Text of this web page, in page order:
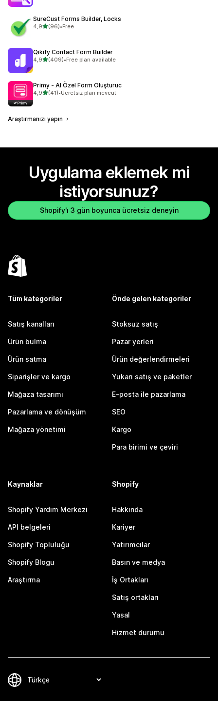
SureCust Forms Builder, Locks
4,95 yıldız üzerinden
(96)
toplam 96 değerlendirme
•Free
Qikify Contact Form Builder
4,95 yıldız üzerinden
(409)
toplam 409 değerlendirme
•Free plan available
Primy ‑ AI Özel Form Oluşturuc
4,95 yıldız üzerinden
(41)
toplam 41 değerlendirme
•Ücretsiz plan mevcut
Araştırmanızı yapın
Uygulama eklemek mi
istiyorsunuz?
Shopify'ı 3 gün boyunca ücretsiz deneyin
Tüm kategoriler
Satış kanalları
Ürün bulma
Ürün satma
Siparişler ve kargo
Mağaza tasarımı
Pazarlama ve dönüşüm
Mağaza yönetimi
Önde gelen kategoriler
Stoksuz satış
Pazar yerleri
Ürün değerlendirmeleri
Yukarı satış ve paketler
E-posta ile pazarlama
SEO
Kargo
Para birimi ve çeviri
Kaynaklar
Shopify Yardım Merkezi
API belgeleri
Shopify Topluluğu
Shopify Blogu
Araştırma
Shopify
Hakkında
Kariyer
Yatırımcılar
Basın ve medya
İş Ortakları
Satış ortakları
Yasal
Hizmet durumu